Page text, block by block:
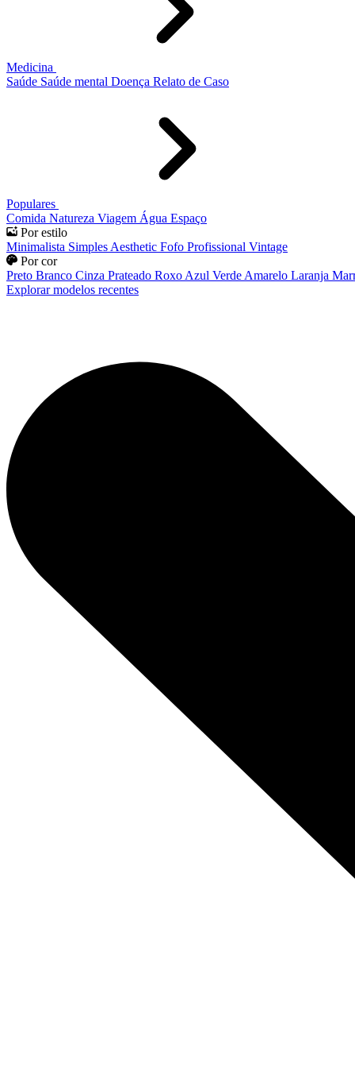
Medicina
Saúde Saúde mental Doença Relato de Caso
Populares
Comida Natureza Viagem Água Espaço
Por estilo
Minimalista Simples Aesthetic Fofo Profissional Vintage
Por cor
Preto Branco Cinza Prateado Roxo Azul Verde Amarelo Laranja
Explorar modelos recentes